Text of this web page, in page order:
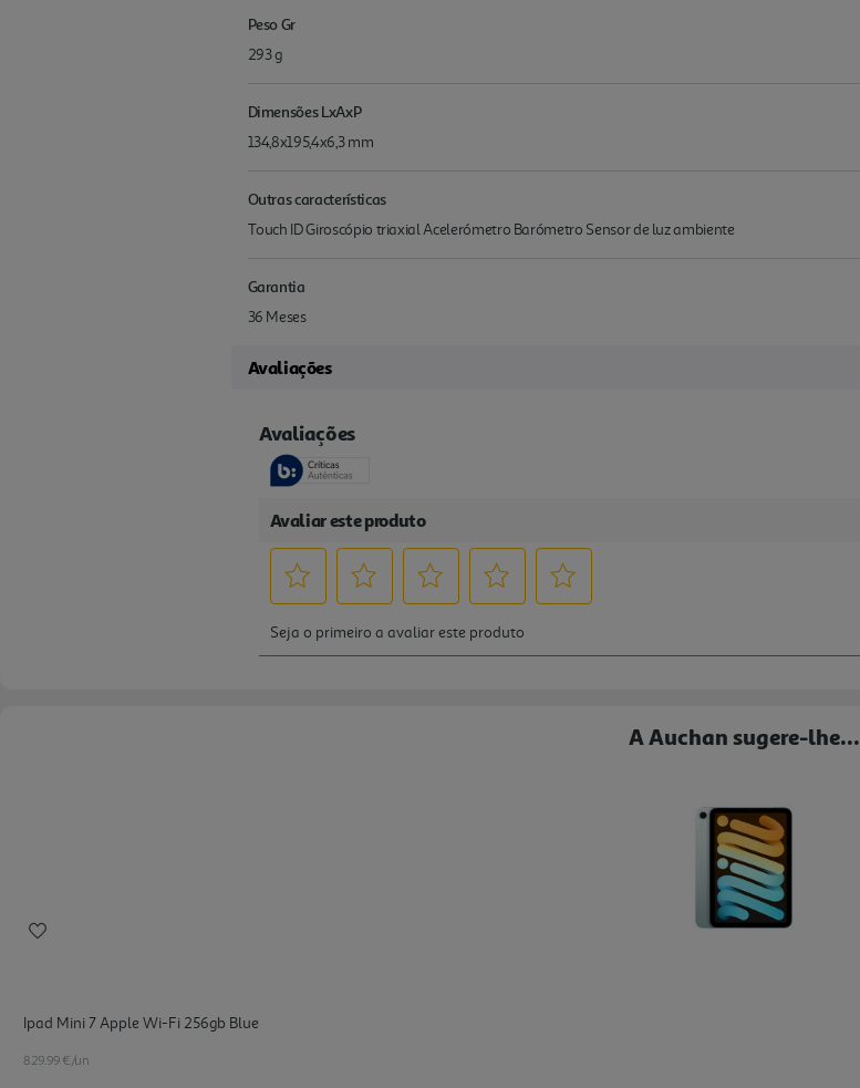
Peso Gr
293 g
Dimensões LxAxP
134,8x195,4x6,3 mm
Outras características
Touch ID Giroscópio triaxial Acelerómetro Barómetro Sensor de luz ambiente
Garantia
36 Meses
Avaliações
A Auchan sugere-lhe...
Ipad Mini 7 Apple Wi-Fi 256gb Blue
829.99 €/un